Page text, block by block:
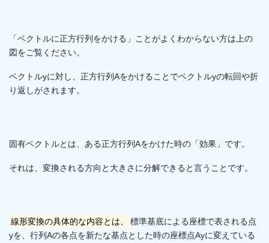
「ベクトルに正方行列をかける」ことがよくわからない方は上の
図をご覧ください。
ベクトルyに対し、正方行列Aをかけることでベクトルyの転回や折
り返しがされます。
固有ベクトルとは、ある正方行列Aをかけた時の「効果」です。
それは、変換される方向と大きさに分解できると言うことです。
線形変換の具体的な内容とは、
標準基底による座標で表される点
yを、行列Aの各点を新たな基点とした時の座標点Ayに変えている